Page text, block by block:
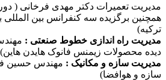
مدیریت تعمیرات دکتر مهدی فرخانی (
همچنین برگزیده سه کنفرانس بین
ترکیه)
مدیریت راه اندازی خطوط صنعتی :
دیده محصولات زیمنس فانوک هایدن هاین)
مدیریت سازه و مکانیک : مهندس حسین
سازه و هوافضا)